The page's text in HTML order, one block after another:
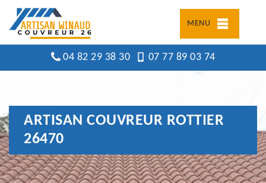
MENU
04 82 29 38 30 07 77 89 03 74
ARTISAN COUVREUR ROTTIER
26470